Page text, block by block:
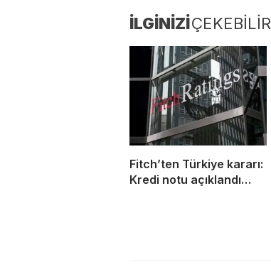
İLGİNİZİÇEKEBİLİR
Fitch’ten Türkiye kararı:
Kredi notu açıklandı…